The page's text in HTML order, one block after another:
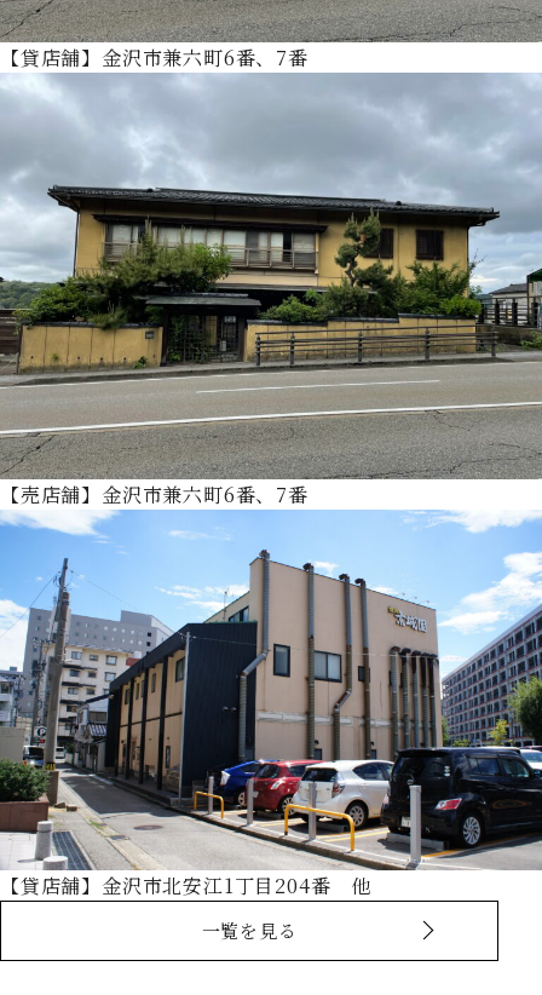
【貸店舗】金沢市兼六町6番、7番
【売店舗】金沢市兼六町6番、7番
【貸店舗】金沢市北安江1丁目204番 他
一覧を見る